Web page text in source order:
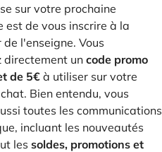
sur votre prochaine
est de vous inscrire à la
l'enseigne. Vous
directement uncode promo
de 5€à utiliser sur votre
Bien entendu, vous
toutes les communications
incluant les nouveautés
les soldes, promotions et